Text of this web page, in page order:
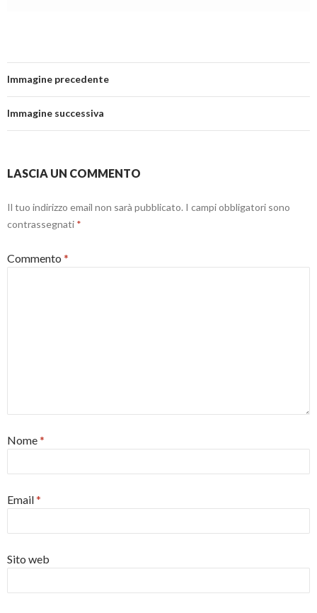
Immagine precedente
Immagine successiva
LASCIA UN COMMENTO
Il tuo indirizzo email non sarà pubblicato. I campi obbligatori sono
contrassegnati *
Commento *
Nome*
Email*
Sito web